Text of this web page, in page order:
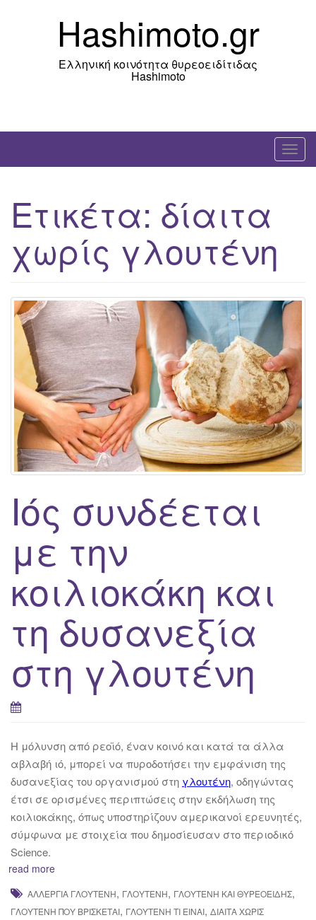
Hashimoto.gr
Ελληνική κοινότητα θυρεοειδίτιδας
Hashimoto
T
o
v
a
t
i
o
n
Ετικέτα: δίαιτα
χωρίς γλουτένη
Ιός συνδέεται
με την
κοιλιοκάκη και
τη δυσανεξία
στη γλουτένη
Η μόλυνση από ρεοϊό, έναν κοινό και κατά τα άλλα
αβλαβή ιό, μπορεί να πυροδοτήσει την εμφάνιση της
δυσανεξίας του οργανισμού στη γλουτένη, οδηγώντας
έτσι σε ορισμένες περιπτώσεις στην εκδήλωση της
κοιλιοκάκης, όπως υποστηρίζουν αμερικανοί ερευνητές,
σύμφωνα με στοιχεία πoυ δημοσίευσαν στο περιοδικό
Science.
read more
ΑΛΛΕΡΓΊΑ ΓΛΟΥΤΈΝΗ, ΓΛΟΥΤΈΝΗ, ΓΛΟΥΤΈΝΗ ΚΑΙ ΘΥΡΕΟΕΙΔΉΣ,
ΓΛΟΥΤΈΝΗ ΠΟΎ ΒΡΊΣΚΕΤΑΙ, ΓΛΟΥΤΈΝΗ ΤΙ ΕΊΝΑΙ, ΔΊΑΙΤΑ ΧΩΡΊΣ